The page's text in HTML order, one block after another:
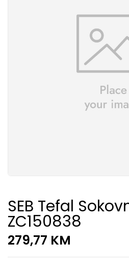
SEB Tefal
ZC150838
279,77 KM